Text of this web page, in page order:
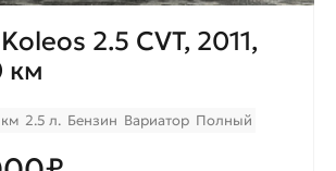
2.5 CVT, 2011,
км
2.5 л. Бензин Вариатор Полный